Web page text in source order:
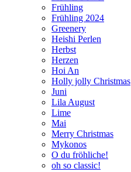
Frühling
Frühling 2024
Greenery
Heishi Perlen
Herbst
Herzen
Hoi An
Holly jolly Christmas
Juni
Lila August
Lime
Mai
Merry Christmas
Mykonos
O du fröhliche!
oh so classic!